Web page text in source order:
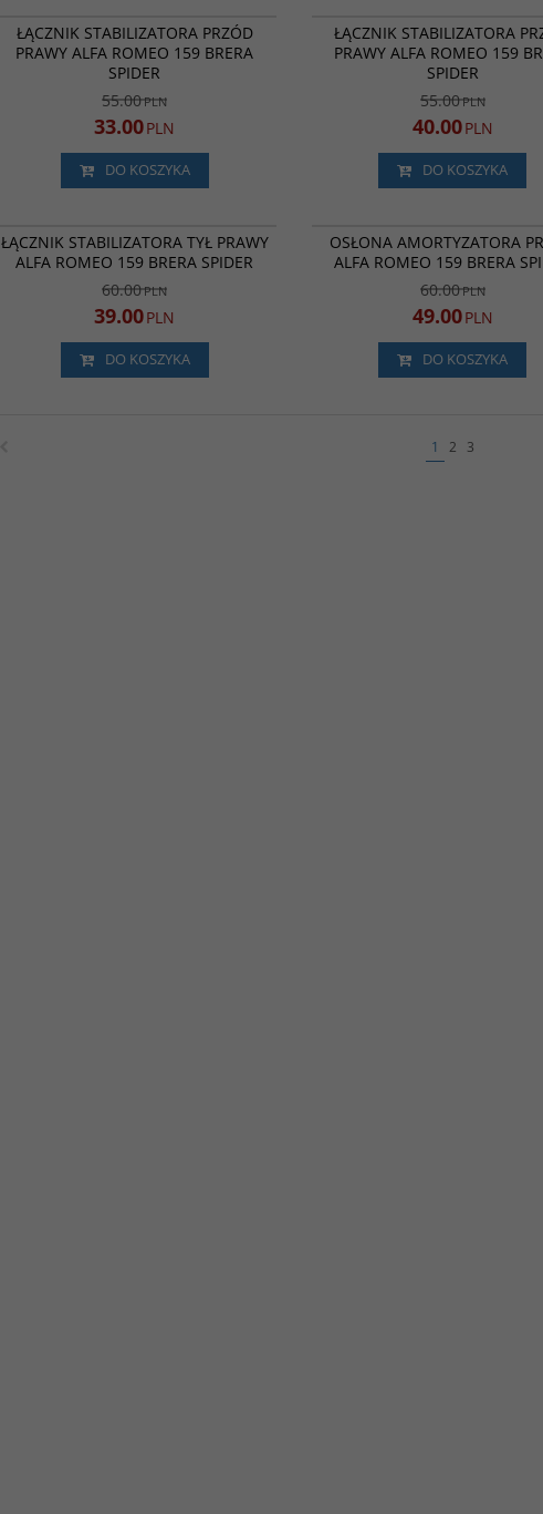
PROMOCJA
ŁĄCZNIK STABILIZATORA PRZÓD
PRAWY ALFA ROMEO 159 BRERA
SPIDER
55.00PLN
33.00PLN
DO KOSZYKA
ŁĄCZNIK STABILIZATORA
PRAWY ALFA ROMEO 159
SPIDER
55.00PLN
40.00PLN
DO KOSZYKA
PROMOCJA
ŁĄCZNIK STABILIZATORA TYŁ PRAWY
ALFA ROMEO 159 BRERA SPIDER
60.00PLN
39.00PLN
DO KOSZYKA
OSŁONA AMORTYZATORA
ALFA ROMEO 159 BRERA
60.00PLN
49.00PLN
DO KOSZYKA
1 2 3